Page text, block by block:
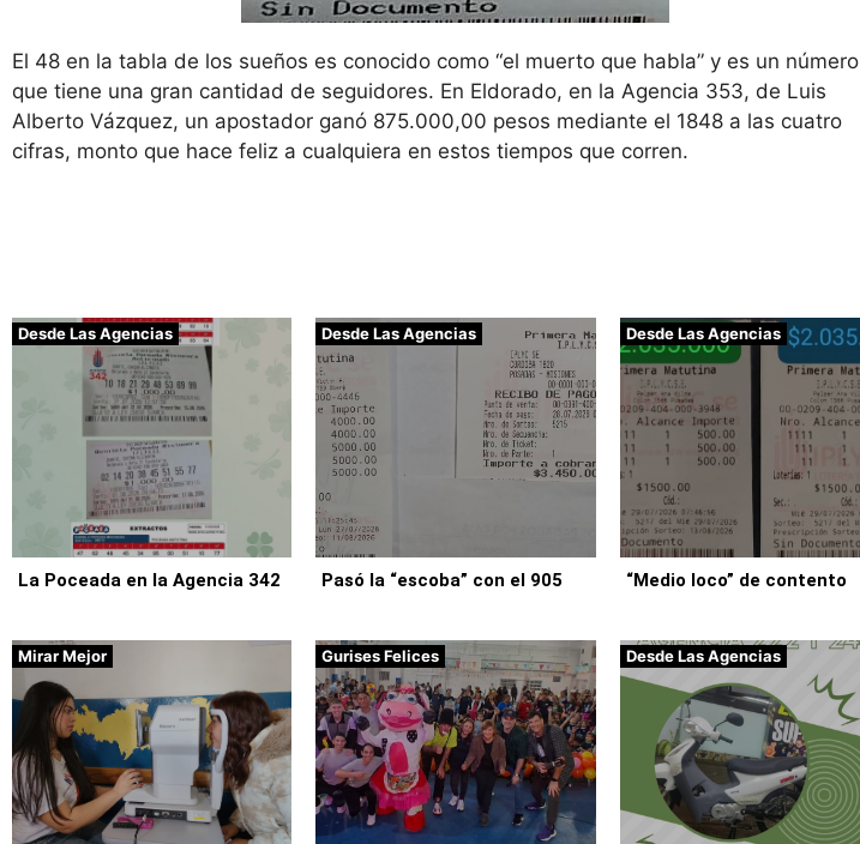
El 48 en la tabla de los sueños es conocido como “el muerto que habla” y es un número
que tiene una gran cantidad de seguidores. En Eldorado, en la Agencia 353, de Luis
Alberto Vázquez, un apostador ganó 875.000,00 pesos mediante el 1848 a las cuatro
cifras, monto que hace feliz a cualquiera en estos tiempos que corren.
Desde Las Agencias
La Poceada en la Agencia 342
Desde Las Agencias
Pasó la “escoba” con el 905
Desde Las Agencias
“Medio loco” de contento
Mirar Mejor Gurises Felices Desde Las Agencias